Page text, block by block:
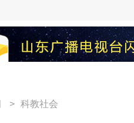
> 科教社会